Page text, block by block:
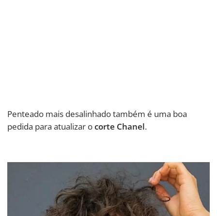
Penteado mais desalinhado também é uma boa
pedida para atualizar ocorte Chanel.